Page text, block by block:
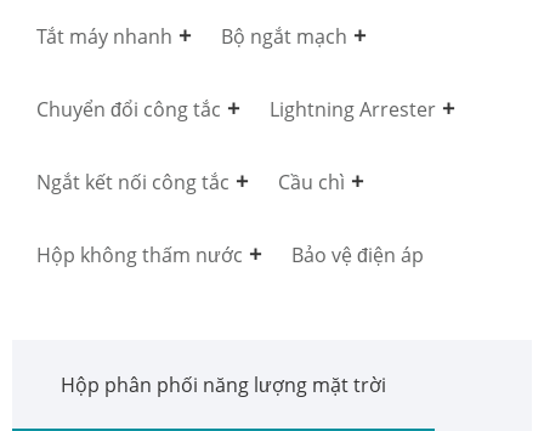
Tắt máy nhanh Bộ ngắt mạch
Chuyển đổi công tắc Lightning Arrester
Ngắt kết nối công tắc Cầu chì
Hộp không thấm nước Bảo vệ điện áp
Hộp phân phối năng lượng mặt trời